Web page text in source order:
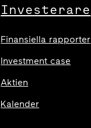
Investerare
Finansiella rapporter
Investment case
Aktien
Kalender